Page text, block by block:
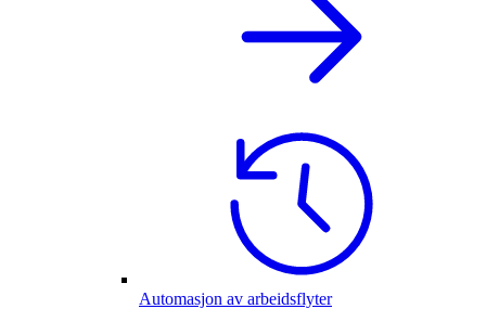
Automasjon av arbeidsflyter